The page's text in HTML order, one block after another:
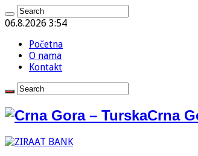
06.8.2026 3:54
Početna
O nama
Kontakt
Crna